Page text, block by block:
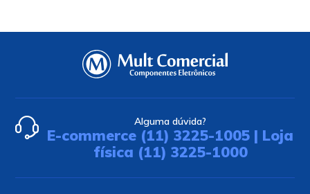
Alguma dúvida?
E-commerce (11) 3225-1005 | Loja
física (11) 3225-1000